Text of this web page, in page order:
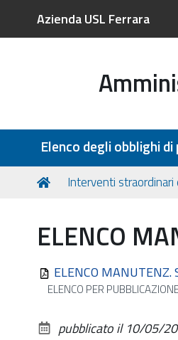
Azienda USL Ferrara
Elenco degli obblighi
Tu
Home
Interventi
ELENCO
ELENCO MANUTENZ.
ELENCO PER
pubblicato il 10/05/